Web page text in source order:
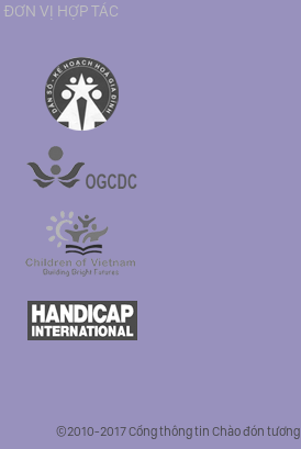
ĐƠN VỊ HỢP TÁC
©2010-2017 Cổng thông tin Chào đón